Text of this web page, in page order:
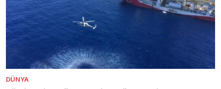
DÜNYA